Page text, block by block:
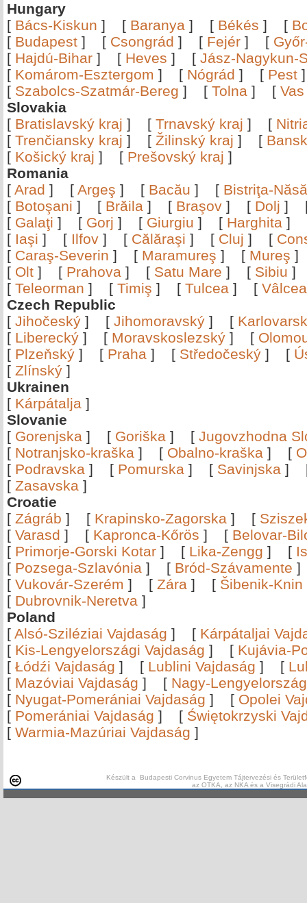
Hungary
[ Bács-Kiskun ] [ Baranya ] [ Békés ] [
[ Budapest ] [ Csongrád ] [ Fejér ] [
[ Hajdú-Bihar ] [ Heves ] [ Jász-Nagykun-
[ Komárom-Esztergom ] [ Nógrád ] [ Pest
[ Szabolcs-Szatmár-Bereg ] [ Tolna ] [ Vas
Slovakia
[ Bratislavský kraj ] [ Trnavský kraj ] [
[ Trenčiansky kraj ] [ Žilinský kraj ] [
[ Košický kraj ] [ Prešovský kraj ]
Romania
[ Arad ] [ Argeş ] [ Bacău ] [ Bistriţa-
[ Botoşani ] [ Brăila ] [ Braşov ] [ Dolj ]
[ Galaţi ] [ Gorj ] [ Giurgiu ] [ Harghita ]
[ Iaşi ] [ Ilfov ] [ Călăraşi ] [ Cluj ] [
[ Caraş-Severin ] [ Maramureş ] [ Mureş
[ Olt ] [ Prahova ] [ Satu Mare ] [ Sibiu
[ Teleorman ] [ Timiş ] [ Tulcea ] [
Czech Republic
[ Jihočeský ] [ Jihomoravský ] [
[ Liberecký ] [ Moravskoslezský ] [
[ Plzeňský ] [ Praha ] [ Středočeský ] [
[ Zlínský ]
Ukrainen
[ Kárpátalja ]
Slovanie
[ Gorenjska ] [ Goriška ] [ Jugovzhodna
[ Notranjsko-kraška ] [ Obalno-kraška ] [
[ Podravska ] [ Pomurska ] [ Savinjska ]
[ Zasavska ]
Croatie
[ Zágráb ] [ Krapinsko-Zagorska ] [
[ Varasd ] [ Kapronca-Kőrös ] [ Belovar-
[ Primorje-Gorski Kotar ] [ Lika-Zengg ] [
[ Pozsega-Szlavónia ] [ Bród-Szávamente
[ Vukovár-Szerém ] [ Zára ] [ Šibenik-Knin
[ Dubrovnik-Neretva ]
Poland
[ Alsó-Sziléziai Vajdaság ] [ Kárpátaljai
[ Kis-Lengyelországi Vajdaság ] [ Kujávia-
[ Łódźi Vajdaság ] [ Lublini Vajdaság ] [
[ Mazóviai Vajdaság ] [ Nagy-
[ Nyugat-Pomerániai Vajdaság ] [ Opolei
[ Pomerániai Vajdaság ] [ Świętokrzyski
[ Warmia-Mazúriai Vajdaság ]
Készült a Budapesti Corvinus Egyetem Tájtervezési és
az OTKA, az NKA és a Visegrádi